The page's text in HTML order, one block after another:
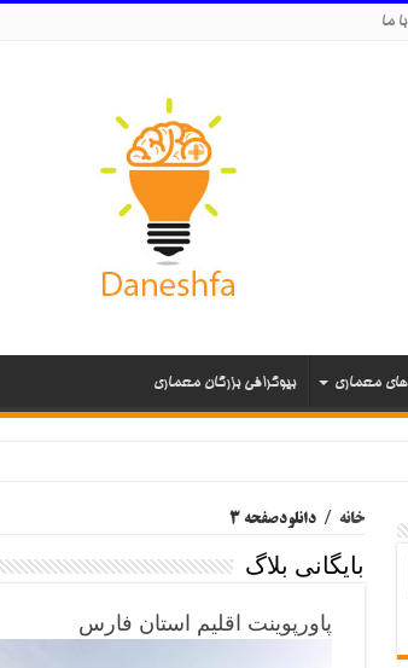
ما
معماری بیوگرافی بزرگان معماری
خانه / دانلودصفحه 3
بایگانی بلاگ
پاورپوینت اقلیم استان فارس